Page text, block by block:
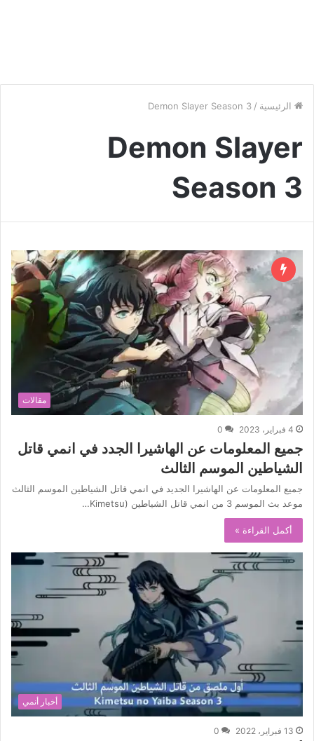
الرئيسية /
Demon Slayer Season 3
Demon Slayer
Season 3
مقالات
4 فبراير، 2023 0
جميع المعلومات عن الهاشيرا الجدد في انمي قاتل
الشياطين الموسم الثالث
جميع المعلومات عن الهاشيرا الجديد في انمي قاتل الشياطين الموسم الثالث
موعد بث الموسم 3 من انمي قاتل الشياطين (Kimetsu…
أكمل القراءة »
أخبار أنمي
13 فبراير، 2022 0